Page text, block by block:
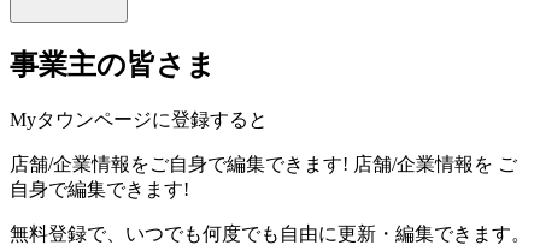
事業主の皆さま
Myタウンページに登録すると
店舗/企業情報をご自身で編集できます! 店舗/企業情報を ご
自身で編集できます!
無料登録で、いつでも何度でも自由に更新・編集できます。